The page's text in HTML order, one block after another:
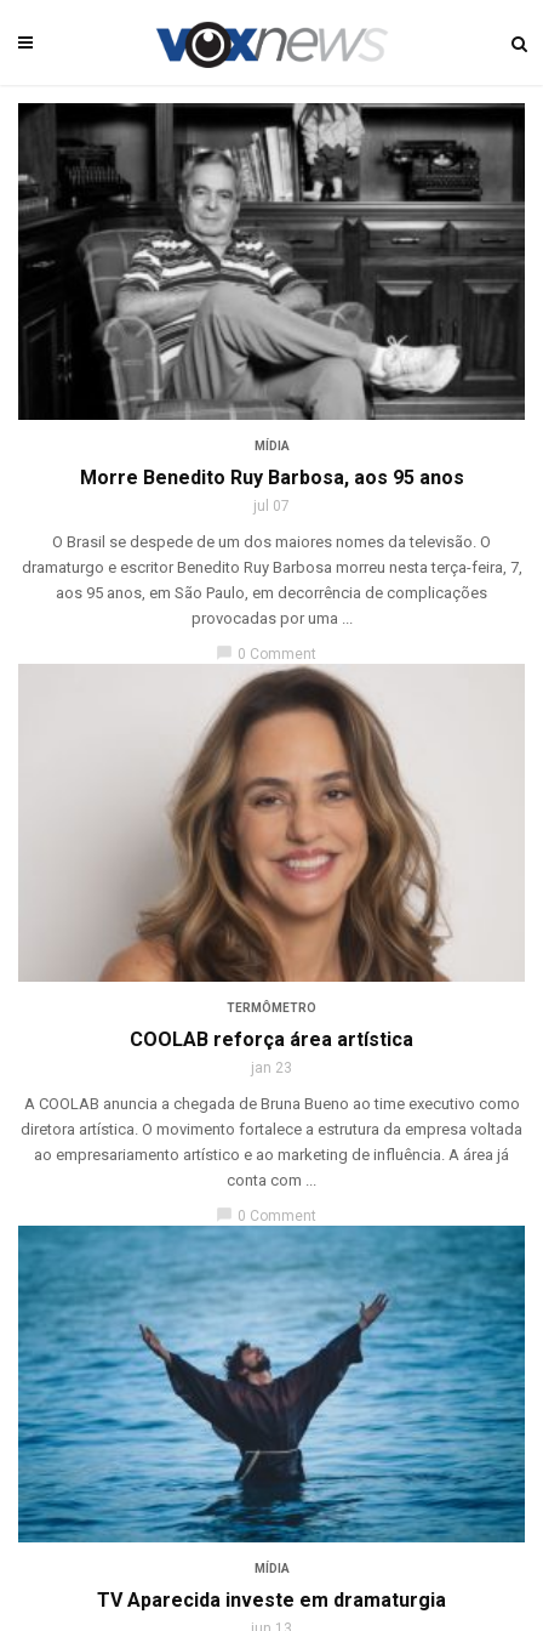
MÍDIA
Morre Benedito Ruy Barbosa, aos 95 anos
jul 07
O Brasil se despede de um dos maiores nomes da televisão. O
dramaturgo e escritor Benedito Ruy Barbosa morreu nesta terça-feira, 7,
aos 95 anos, em São Paulo, em decorrência de complicações
provocadas por uma ...
chat_bubble 0 Comment
TERMÔMETRO
COOLAB reforça área artística
jan 23
A COOLAB anuncia a chegada de Bruna Bueno ao time executivo como
diretora artística. O movimento fortalece a estrutura da empresa voltada
ao empresariamento artístico e ao marketing de influência. A área já
conta com ...
0 Comment
MÍDIA
TV Aparecida investe em dramaturgia